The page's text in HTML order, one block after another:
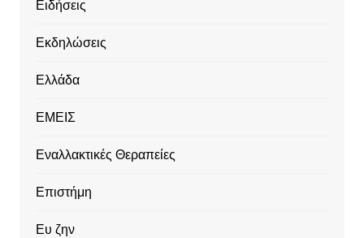
Ειδήσεις
Εκδηλώσεις
Ελλάδα
ΕΜΕΙΣ
Εναλλακτικές Θεραπείες
Επιστήμη
Ευ ζην